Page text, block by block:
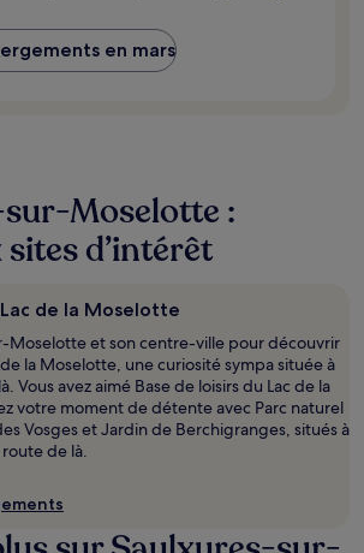
en mars
Moselotte :
d’intérêt
de la Moselotte
Moselotte et son centre-ville pour découvrir
la Moselotte, une curiosité sympa située à
Vous avez aimé Base de loisirs du Lac de la
votre moment de détente avec Parc naturel
Vosges et Jardin de Berchigranges, situés à
de là.